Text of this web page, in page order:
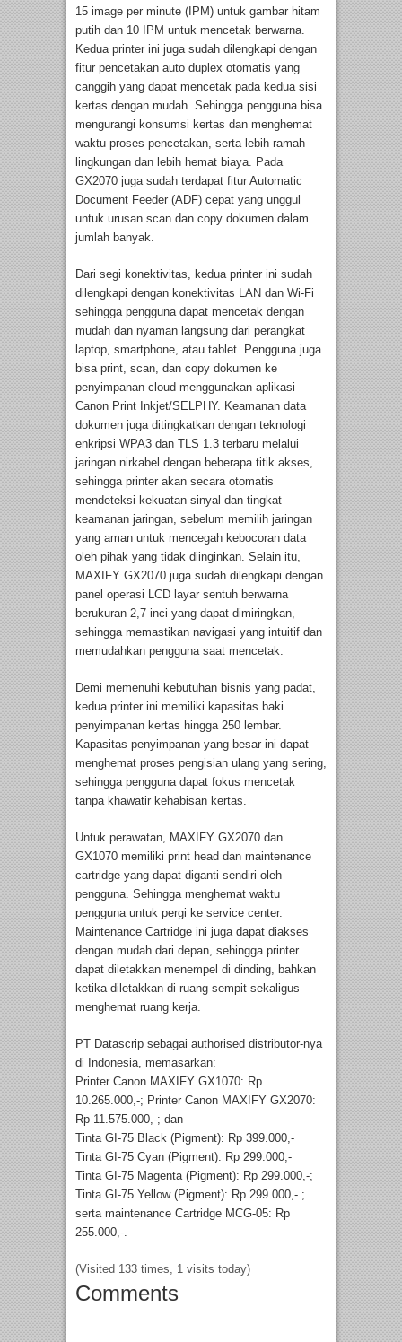
15 image per minute (IPM) untuk gambar hitam
putih dan 10 IPM untuk mencetak berwarna.
Kedua printer ini juga sudah dilengkapi dengan
fitur pencetakan auto duplex otomatis yang
canggih yang dapat mencetak pada kedua sisi
kertas dengan mudah. Sehingga pengguna bisa
mengurangi konsumsi kertas dan menghemat
waktu proses pencetakan, serta lebih ramah
lingkungan dan lebih hemat biaya. Pada
GX2070 juga sudah terdapat fitur Automatic
Document Feeder (ADF) cepat yang unggul
untuk urusan scan dan copy dokumen dalam
jumlah banyak.
Dari segi konektivitas, kedua printer ini sudah
dilengkapi dengan konektivitas LAN dan Wi-Fi
sehingga pengguna dapat mencetak dengan
mudah dan nyaman langsung dari perangkat
laptop, smartphone, atau tablet. Pengguna juga
bisa print, scan, dan copy dokumen ke
penyimpanan cloud menggunakan aplikasi
Canon Print Inkjet/SELPHY. Keamanan data
dokumen juga ditingkatkan dengan teknologi
enkripsi WPA3 dan TLS 1.3 terbaru melalui
jaringan nirkabel dengan beberapa titik akses,
sehingga printer akan secara otomatis
mendeteksi kekuatan sinyal dan tingkat
keamanan jaringan, sebelum memilih jaringan
yang aman untuk mencegah kebocoran data
oleh pihak yang tidak diinginkan. Selain itu,
MAXIFY GX2070 juga sudah dilengkapi dengan
panel operasi LCD layar sentuh berwarna
berukuran 2,7 inci yang dapat dimiringkan,
sehingga memastikan navigasi yang intuitif dan
memudahkan pengguna saat mencetak.
Demi memenuhi kebutuhan bisnis yang padat,
kedua printer ini memiliki kapasitas baki
penyimpanan kertas hingga 250 lembar.
Kapasitas penyimpanan yang besar ini dapat
menghemat proses pengisian ulang yang sering,
sehingga pengguna dapat fokus mencetak
tanpa khawatir kehabisan kertas.
Untuk perawatan, MAXIFY GX2070 dan
GX1070 memiliki print head dan maintenance
cartridge yang dapat diganti sendiri oleh
pengguna. Sehingga menghemat waktu
pengguna untuk pergi ke service center.
Maintenance Cartridge ini juga dapat diakses
dengan mudah dari depan, sehingga printer
dapat diletakkan menempel di dinding, bahkan
ketika diletakkan di ruang sempit sekaligus
menghemat ruang kerja.
PT Datascrip sebagai authorised distributor-nya
di Indonesia, memasarkan:
Printer Canon MAXIFY GX1070: Rp
10.265.000,-; Printer Canon MAXIFY GX2070:
Rp 11.575.000,-; dan
Tinta GI-75 Black (Pigment): Rp 399.000,-
Tinta GI-75 Cyan (Pigment): Rp 299.000,-
Tinta GI-75 Magenta (Pigment): Rp 299.000,-;
Tinta GI-75 Yellow (Pigment): Rp 299.000,- ;
serta maintenance Cartridge MCG-05: Rp
255.000,-.
(Visited 133 times, 1 visits today)
Comments